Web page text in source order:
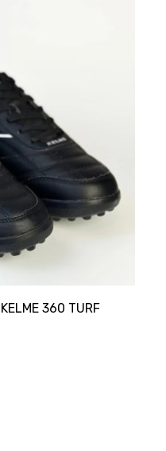
360 TURF